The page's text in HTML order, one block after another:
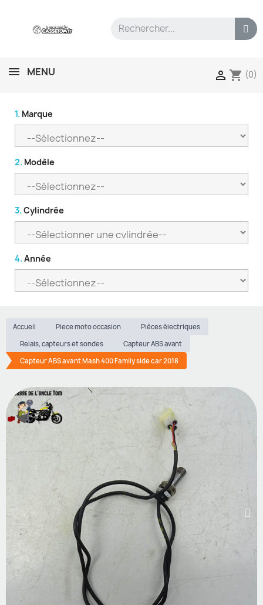
MENU  shopping_cart (0)
1. Marque
2. Modèle
3. Cylindrée
4. Année
Accueil Piece moto occasion
Pièces électriques
Relais, capteurs et sondes
Capteur ABS avant
Capteur ABS avant Mash 400 Family side car 2018